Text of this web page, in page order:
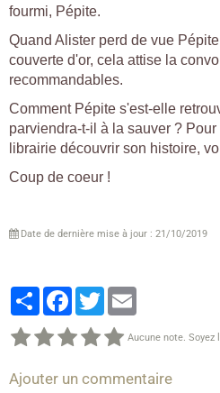
fourmi, Pépite.
Quand Alister perd de vue
couverte d'or, cela attise la
recommandables.
Comment Pépite s'est-elle
parviendra-t-il à la sauver ?
librairie découvrir son histoire,
Coup de coeur !
Date de dernière mise à jour : 21/10/2019
PartagerFacebook
Twitter
Aucune note.
Ajouter un commentaire